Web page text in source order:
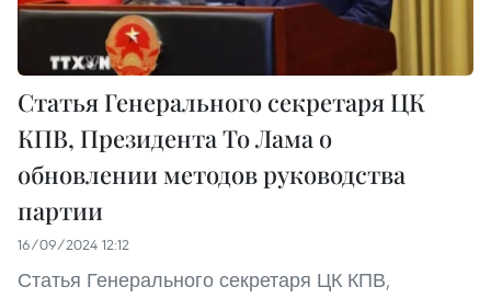
Статья Генерального секретаря ЦК
КПВ, Президента То Лама о
обновлении методов руководства
партии
16/09/2024 12:12
Статья Генерального секретаря ЦК КПВ,